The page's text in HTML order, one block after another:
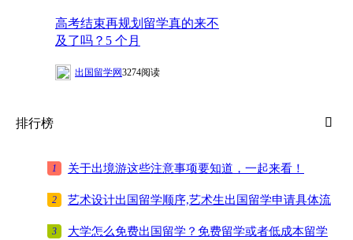
高考结束再规划留学真的来不
及了吗？5 个月
3274阅读
出国留学网

排行榜
1 关于出境游这些注意事项要知道，一起来看！
2 艺术设计出国留学顺序,艺术生出国留学申请具体流
程
3 大学怎么免费出国留学？免费留学或者低成本留学